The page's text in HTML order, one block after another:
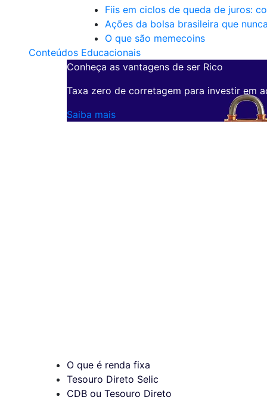
Fiis em ciclos de queda de juros:
Ações da bolsa brasileira que
O que são memecoins
Conteúdos Educacionais
Conheça as vantagens de ser Rico
Taxa zero de corretagem para investir em
Saiba mais
O que é renda fixa
Tesouro Direto Selic
CDB ou Tesouro Direto